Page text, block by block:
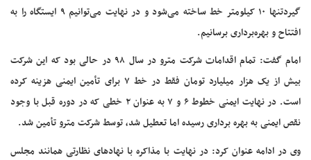
گیردتنها ۱۰ کیلومتر خط ساخته می‌شود و در نهایت می‌توانیم ۹ ایستگاه را به
افتتاح و بهره‌برداری برسانیم.
امام گفت: تمام اقدامات شرکت مترو در سال ۹۸ در حالی بود که این شرکت
بیش از یک هزار میلیارد تومان فقط در خط ۷ برای تأمین ایمنی هزینه کرده
است. در نهایت ایمنی خطوط ۶ و ۷ به عنوان ۲ خطی که در دوره قبل با وجود
نقص ایمنی به بهره برداری رسیده اما تعطیل شد، توسط شرکت مترو تأمین شد.
وی در ادامه عنوان کرد: در نهایت با مذاکره با نهادهای نظارتی همانند مجلس